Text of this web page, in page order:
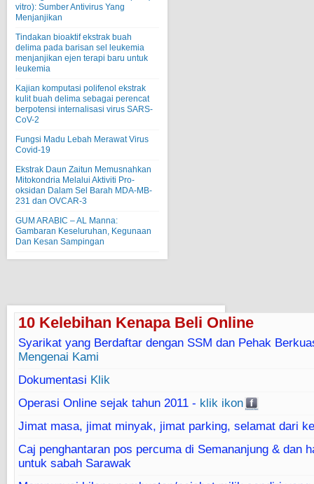
vitro): Sumber Antivirus Yang
Menjanjikan
Tindakan bioaktif ekstrak buah
delima pada barisan sel leukemia
menjanjikan ejen terapi baru untuk
leukemia
Kajian komputasi polifenol ekstrak
kulit buah delima sebagai perencat
berpotensi internalisasi virus SARS-
CoV-2
Fungsi Madu Lebah Merawat Virus
Covid-19
Ekstrak Daun Zaitun Memusnahkan
Mitokondria Melalui Aktiviti Pro-
oksidan Dalam Sel Barah MDA-MB-
231 dan OVCAR-3
GUM ARABIC – AL Manna:
Gambaran Keseluruhan, Kegunaan
Dan Kesan Sampingan
10 Kelebihan Kenapa Beli Online
Syarikat yang Berdaftar dengan SSM dan Pehak
Mengenai Kami
Dokumentasi Klik
Operasi Online sejak tahun 2011 - klik ikon
Jimat masa, jimat minyak, jimat parking, selamat dari
Caj penghantaran pos percuma di Semananjung & dan
untuk sabah Sarawak